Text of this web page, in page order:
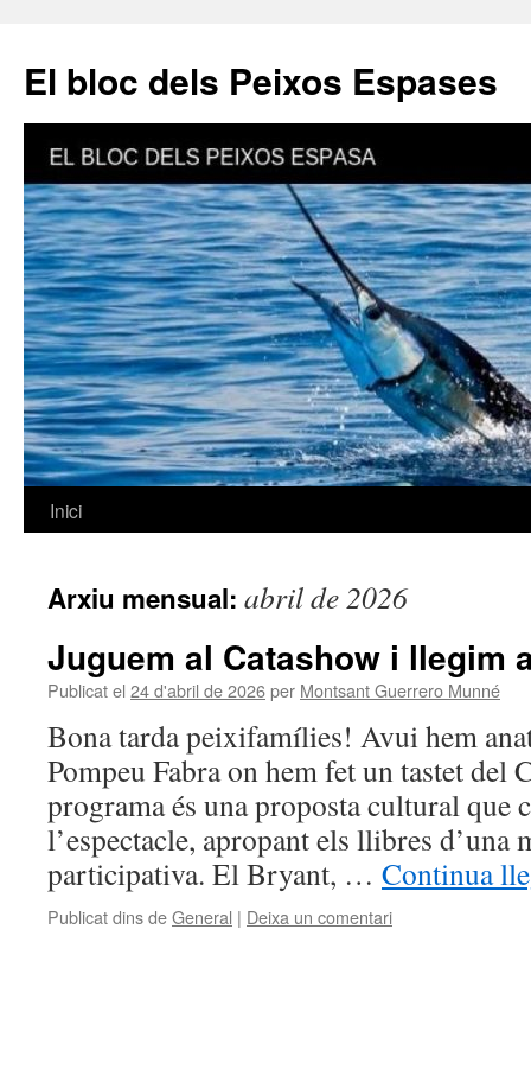
El bloc dels Peixos Espases
Vés
contingut
Inici
Arxiu mensual: abril de 2026
Juguem al Catashow i llegim
Publicat el 24 d'abril de 2026per Montsant Guerrero Munné
Bona tarda peixifamílies! Avui hem
Pompeu Fabra on hem fet un tastet del
programa és una proposta cultural que
l’espectacle, apropant els llibres d’una
participativa. El Bryant, … Continua
Publicat dins deGeneral | Deixa un comentari